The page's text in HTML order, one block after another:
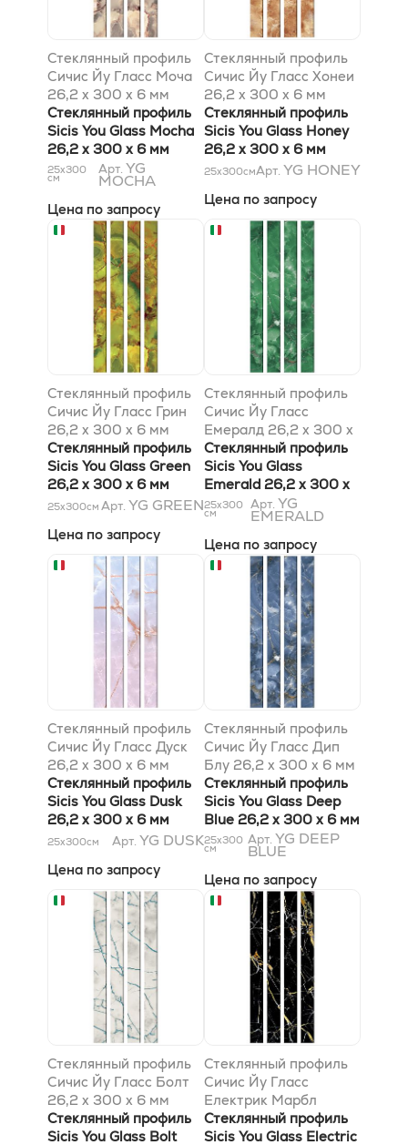
Стеклянный профиль
Сичис Йу Гласс Моча
26,2 x 300 x 6 мм
Стеклянный профиль
Sicis You Glass Mocha
26,2 x 300 x 6 мм
25x300
см
Арт. YG
MOCHA
Цена по запросу
Стеклянный профиль
Сичис Йу Гласс Хонеи
26,2 x 300 x 6 мм
Стеклянный профиль
Sicis You Glass Honey
26,2 x 300 x 6 мм
25x300смАрт. YG HONEY
Цена по запросу
Стеклянный профиль
Сичис Йу Гласс Грин
26,2 x 300 x 6 мм
Стеклянный профиль
Sicis You Glass Green
26,2 x 300 x 6 мм
25x300см Арт. YG GREEN
Цена по запросу
Стеклянный профиль
Сичис Йу Гласс
Емералд 26,2 x 300 x
6 мм
Стеклянный профиль
Sicis You Glass
Emerald 26,2 x 300 x
6 мм
25x300
см
Арт. YG
EMERALD
Цена по запросу
Стеклянный профиль
Сичис Йу Гласс Дуск
26,2 x 300 x 6 мм
Стеклянный профиль
Sicis You Glass Dusk
26,2 x 300 x 6 мм
25x300см Арт. YG DUSK
Цена по запросу
Стеклянный профиль
Сичис Йу Гласс Дип
Блу 26,2 x 300 x 6 мм
Стеклянный профиль
Sicis You Glass Deep
Blue 26,2 x 300 x 6 мм
25x300
см
Арт. YG DEEP
BLUE
Цена по запросу
Стеклянный профиль
Сичис Йу Гласс Болт
26,2 x 300 x 6 мм
Стеклянный профиль
Sicis You Glass Bolt
Стеклянный профиль
Сичис Йу Гласс
Електрик Марбл
Марквиниа Блэк 26,2
x 300 x 6 мм
Стеклянный профиль
Sicis You Glass Electric